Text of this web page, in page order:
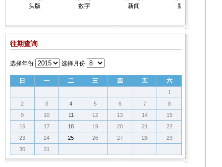
头版
数字
新闻
新闻
往期查询
选择年份 选择月份
日 一 二 三 四 五 六
1
2
3 4 5 6 7
8
9
10 11 12 13 14
15
16
17 18 19 20 21
22
23
24 25 26 27 28
29
30
31